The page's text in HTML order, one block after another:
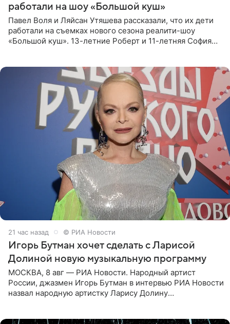
работали на шоу «Большой куш»
Павел Воля и Ляйсан Утяшева рассказали, что их дети
работали на съемках нового сезона реалити-шоу
«Большой куш». 13-летние Роберт и 11-летняя София
21 час назад © РИА Новости
Игорь Бутман хочет сделать с Ларисой
Долиной новую музыкальную программу
МОСКВА, 8 авг — РИА Новости. Народный артист
России, джазмен Игорь Бутман в интервью РИА Новости
назвал народную артистку Ларису Долину